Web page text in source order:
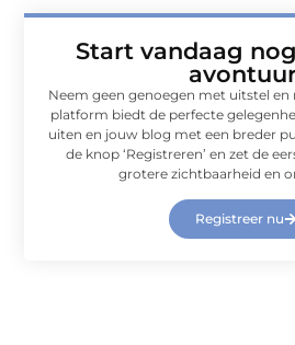
Start vandaag
Neem geen genoegen met uitstel en
platform biedt de perfecte
uiten en jouw blog met een breder
de knop ‘Registreren’ en zet de
grotere zichtbaarheid en
Registreer nu